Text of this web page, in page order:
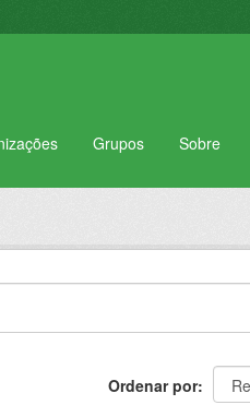
Grupos Sobre
Ordenar por